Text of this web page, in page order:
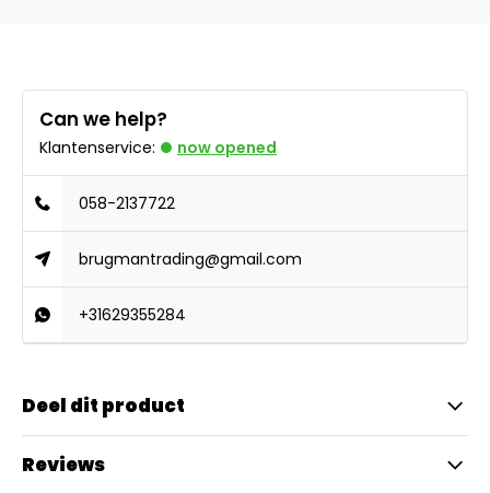
Can we help?
Klantenservice: now opened
058-2137722
brugmantrading@gmail.com
+31629355284
Deel dit product
Reviews